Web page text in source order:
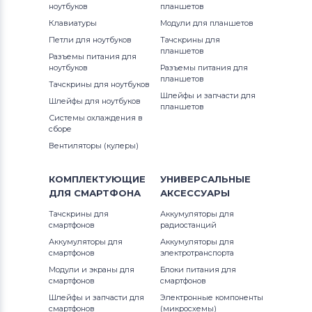
Аккумуляторы для ноутбуков
Thunderobot
Аккумуляторы для ноутбуков
Lenovo
Аккумуляторы для ноутбуков
Gateway
Аккумуляторы для ноутбуков
Аккумуляторы для ноутбуков
Advent
Аккумуляторы для ноутбуковHP
Аккумуляторы для ноутбуковMSI
Аккумуляторы для ноутбуков
15-ay Series
15-ba Series
15-bs Series
15-bw Series
15-by Series
15-d Series
15-g Series
15-r Series
15g Series
15q Series
13-4001ur x360
13-4002ur x360
13-4050ur x360
13-4051ur x360
13-4102ur x360
13-4104ur x360
ноутбуков
Клавиатуры
Петли для ноутбуков
Разъемы питания для
ноутбуков
Тачскрины для ноутбуков
Шлейфы для ноутбуков
Системы охлаждения в
сборе
Вентиляторы (кулеры)
планшетов
Модули для планшетов
Тачскрины для
планшетов
Разъемы питания для
планшетов
Шлейфы и запчасти для
планшетов
КОМПЛЕКТУЮЩИЕ
ДЛЯ СМАРТФОНА
Тачскрины для
смартфонов
Аккумуляторы для
смартфонов
Модули и экраны для
смартфонов
Шлейфы и запчасти для
смартфонов
УНИВЕРСАЛЬНЫЕ
АКСЕССУАРЫ
Аккумуляторы для
радиостанций
Аккумуляторы для
электротранспорта
Блоки питания для
смартфонов
Электронные компоненты
(микросхемы)